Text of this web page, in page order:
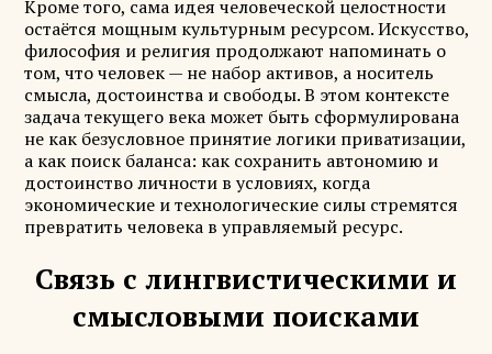
Кроме того, сама идея человеческой целостности
остаётся мощным культурным ресурсом. Искусство,
философия и религия продолжают напоминать о
том, что человек — не набор активов, а носитель
смысла, достоинства и свободы. В этом контексте
задача текущего века может быть сформулирована
не как безусловное принятие логики приватизации,
а как поиск баланса: как сохранить автономию и
достоинство личности в условиях, когда
экономические и технологические силы стремятся
превратить человека в управляемый ресурс.
Связь с лингвистическими и
смысловыми поисками